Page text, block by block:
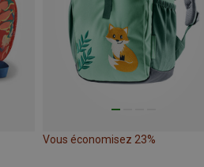
Vous économisez 23%